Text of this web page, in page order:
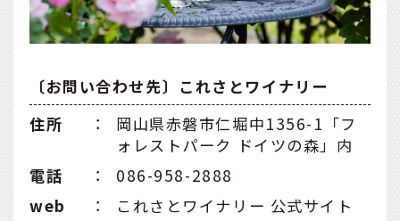
〔お問い合わせ先〕これさとワイナリー
住所
：
岡山県赤磐市仁堀中1356-1「フ
ォレストパーク ドイツの森」内
電話
：
086-958-2888
web
： これさとワイナリー 公式サイト